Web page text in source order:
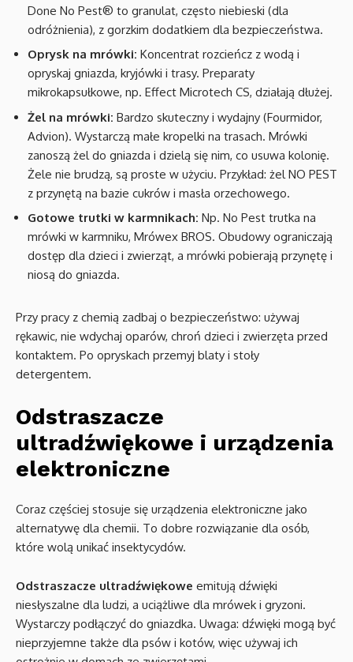
Done No Pest® to granulat, często niebieski (dla
odróżnienia), z gorzkim dodatkiem dla bezpieczeństwa.
Oprysk na mrówki: Koncentrat rozcieńcz z wodą i
opryskaj gniazda, kryjówki i trasy. Preparaty
mikrokapsułkowe, np. Effect Microtech CS, działają dłużej.
Żel na mrówki: Bardzo skuteczny i wydajny (Fourmidor,
Advion). Wystarczą małe kropelki na trasach. Mrówki
zanoszą żel do gniazda i dzielą się nim, co usuwa kolonię.
Żele nie brudzą, są proste w użyciu. Przykład: żel NO PEST
z przynętą na bazie cukrów i masła orzechowego.
Gotowe trutki w karmnikach: Np. No Pest trutka na
mrówki w karmniku, Mrówex BROS. Obudowy ograniczają
dostęp dla dzieci i zwierząt, a mrówki pobierają przynętę i
niosą do gniazda.
Przy pracy z chemią zadbaj o bezpieczeństwo: używaj
rękawic, nie wdychaj oparów, chroń dzieci i zwierzęta przed
kontaktem. Po opryskach przemyj blaty i stoły
detergentem.
Odstraszacze
ultradźwiękowe i urządzenia
elektroniczne
Coraz częściej stosuje się urządzenia elektroniczne jako
alternatywę dla chemii. To dobre rozwiązanie dla osób,
które wolą unikać insektycydów.
Odstraszacze ultradźwiękowe emitują dźwięki
niesłyszalne dla ludzi, a uciążliwe dla mrówek i gryzoni.
Wystarczy podłączyć do gniazdka. Uwaga: dźwięki mogą być
nieprzyjemne także dla psów i kotów, więc używaj ich